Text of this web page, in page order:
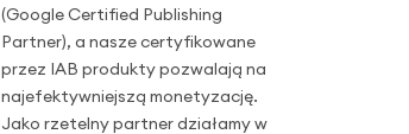
(Google Certified Publishing
Partner), a nasze certyfikowane
przez IAB produkty pozwalają na
najefektywniejszą monetyzację.
Jako rzetelny partner działamy w